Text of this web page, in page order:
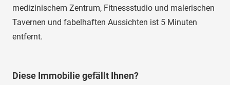
medizinischem Zentrum, Fitnessstudio und malerischen
Tavernen und fabelhaften Aussichten ist 5 Minuten
entfernt.
Diese Immobilie gefällt Ihnen?